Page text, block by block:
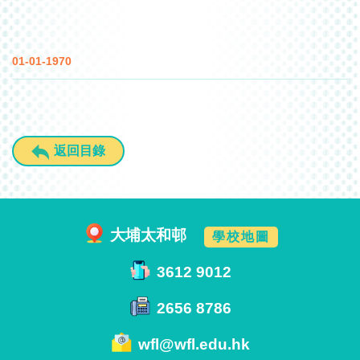
01-01-1970
返回目錄
大埔太和邨 學校地圖
3612 9012
2656 8786
wfl@wfl.edu.hk